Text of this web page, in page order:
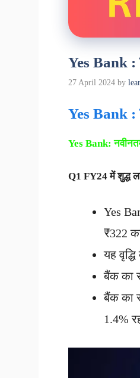
Yes Bank :
27 April 2024 by
Yes Bank :
Yes Bank:
Q1 FY24 में शुद्ध
Yes
₹322
यह
बैंक का
बैंक का
1.4%